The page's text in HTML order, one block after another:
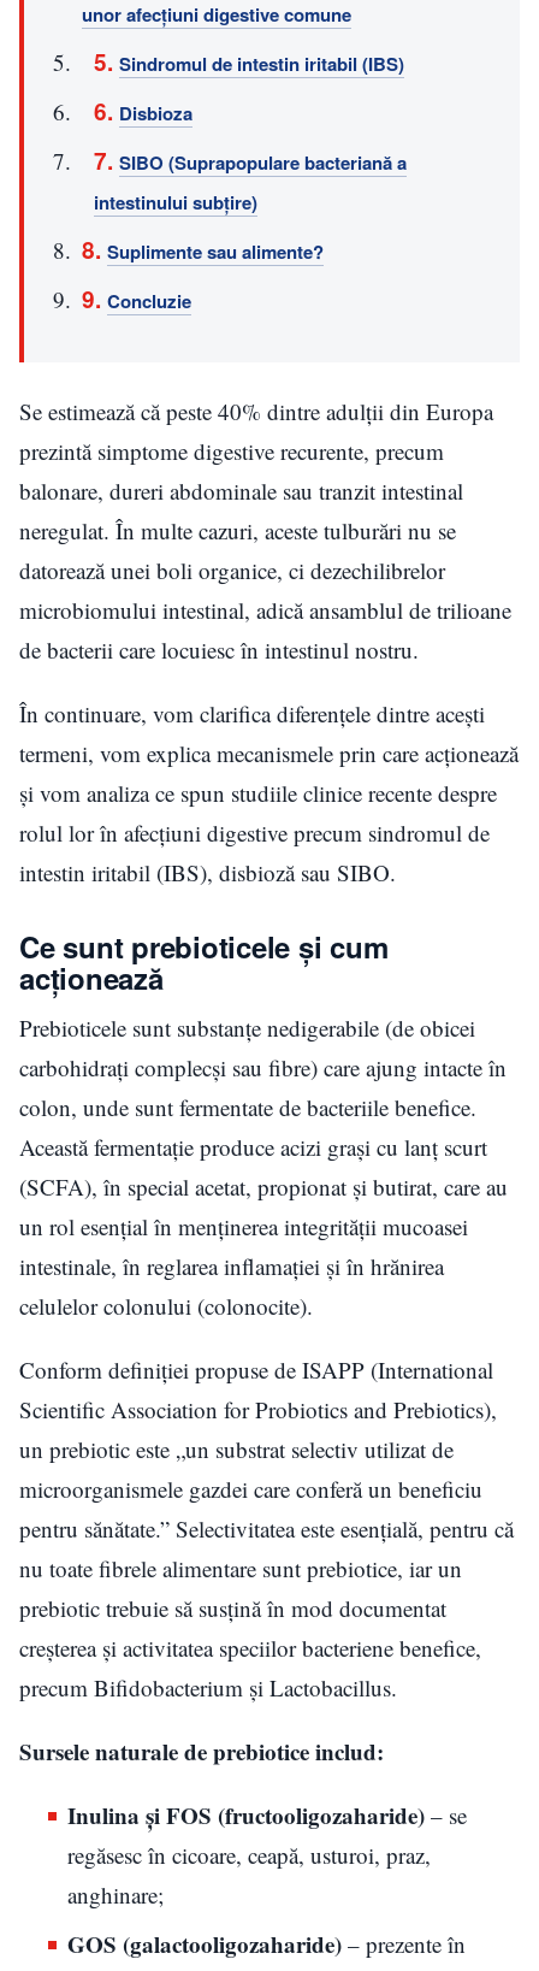
unor afecțiuni digestive comune
Sindromul de intestin iritabil (IBS)
Disbioza
SIBO (Suprapopulare bacteriană a
intestinului subțire)
Suplimente sau alimente?
Concluzie
Se estimează că peste 40% dintre adulții din Europa
prezintă simptome digestive recurente, precum
balonare, dureri abdominale sau tranzit intestinal
neregulat. În multe cazuri, aceste tulburări nu se
datorează unei boli organice, ci dezechilibrelor
microbiomului intestinal, adică ansamblul de trilioane
de bacterii care locuiesc în intestinul nostru.
În continuare, vom clarifica diferențele dintre acești
termeni, vom explica mecanismele prin care acționează
și vom analiza ce spun studiile clinice recente despre
rolul lor în afecțiuni digestive precum sindromul de
intestin iritabil (IBS), disbioză sau SIBO.
Ce sunt prebioticele și cum
acționează
Prebioticele sunt substanțe nedigerabile (de obicei
carbohidrați complecși sau fibre) care ajung intacte în
colon, unde sunt fermentate de bacteriile benefice.
Această fermentație produce acizi grași cu lanț scurt
(SCFA), în special acetat, propionat și butirat, care au
un rol esențial în menținerea integrității mucoasei
intestinale, în reglarea inflamației și în hrănirea
celulelor colonului (colonocite).
Conform definiției propuse de ISAPP (International
Scientific Association for Probiotics and Prebiotics),
un prebiotic este „un substrat selectiv utilizat de
microorganismele gazdei care conferă un beneficiu
pentru sănătate.” Selectivitatea este esențială, pentru că
nu toate fibrele alimentare sunt prebiotice, iar un
prebiotic trebuie să susțină în mod documentat
creșterea și activitatea speciilor bacteriene benefice,
precum Bifidobacterium și Lactobacillus.
Sursele naturale de prebiotice includ:
Inulina și FOS (fructooligozaharide) – se
regăsesc în cicoare, ceapă, usturoi, praz,
anghinare;
GOS (galactooligozaharide) – prezente în